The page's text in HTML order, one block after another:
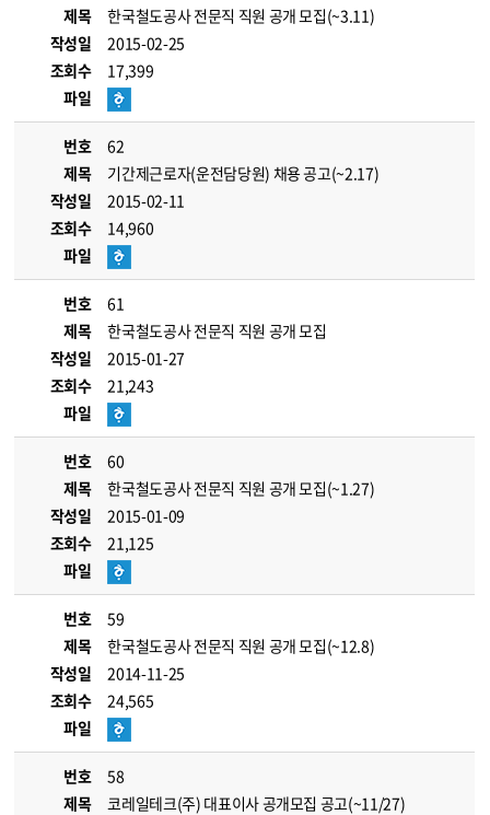
제목
한국철도공사 전문직 직원 공개 모집(~3.11)
작성일
2015-02-25
조회수
17,399
파일
번호
62
제목
기간제근로자(운전담당원) 채용 공고(~2.17)
작성일
2015-02-11
조회수
14,960
파일
번호
61
제목
한국철도공사 전문직 직원 공개 모집
작성일
2015-01-27
조회수
21,243
파일
번호
60
제목
한국철도공사 전문직 직원 공개 모집(~1.27)
작성일
2015-01-09
조회수
21,125
파일
번호
59
제목
한국철도공사 전문직 직원 공개 모집(~12.8)
작성일
2014-11-25
조회수
24,565
파일
번호
58
제목
코레일테크(주) 대표이사 공개모집 공고(~11/27)